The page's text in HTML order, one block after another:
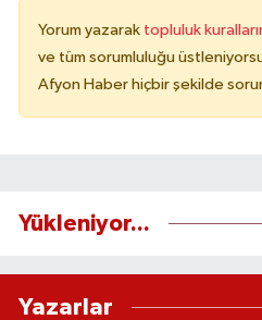
Yorum yazarak topluluk
ve tüm sorumluluğu
Afyon Haber hiçbir şekilde
Yükleniyor...
Yazarlar